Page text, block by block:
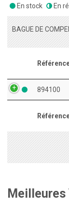
En stock En
894100
Meilleures